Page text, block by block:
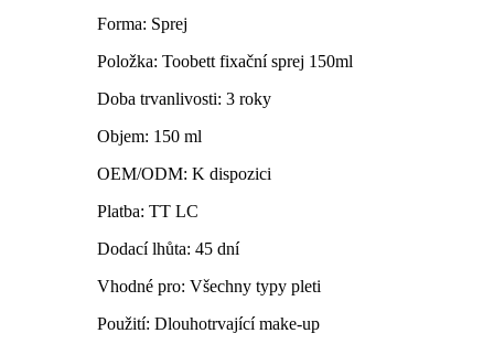
Forma: Sprej
Položka: Toobett fixační sprej 150ml
Doba trvanlivosti: 3 roky
Objem: 150 ml
OEM/ODM: K dispozici
Platba: TT LC
Dodací lhůta: 45 dní
Vhodné pro: Všechny typy pleti
Použití: Dlouhotrvající make-up